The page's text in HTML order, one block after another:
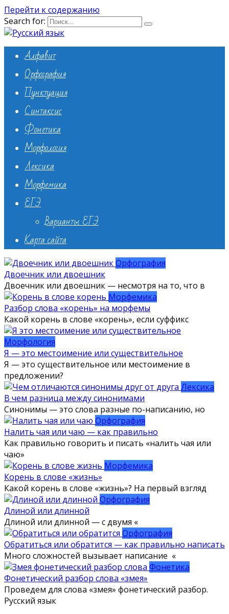
Перейти к содержанию
Search for:
Алфавит
Орфография
Пунктуация
Синтаксис
Фонетика
Морфология
Лексика
Морфемика
ЕГЭ
Варианты ЕГЭ
Карта сайта
Орфография
Двоечник или двоешник
Двоечник или двоешник — несмотря на то, что в
Морфемика
Разбор слова «корень» на морфемы
Какой корень в слове «корень», если суффикс
Морфология
Я — это местоимение или существительное
Я — это существительное или местоимение в
предложении?
Лексика
В чем разница между синонимами
Синонимы — это слова разные по-написанию, но
Орфография
Налить чая или чаю — как правильно
Как правильно говорить и писать «налить чая или
чаю»
Морфемика
Корень в слове «жизнь»
Какой корень в слове «жизнь»? На первый взгляд
Орфография
Длиной или длинной
Длиной или длинной — с двумя «
Орфография
Обратиться или обратится — как правильно написать
Много сложностей вызывает написание «
Фонетика
Фонетический разбор слова «змея»
Проведем для слова «змея» фонетический разбор.
Русский язык